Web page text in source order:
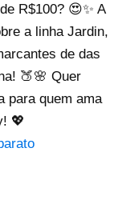
R$100? 😍✨ A
a linha Jardin,
de das
🍑🌸 Quer
para quem ama
💖